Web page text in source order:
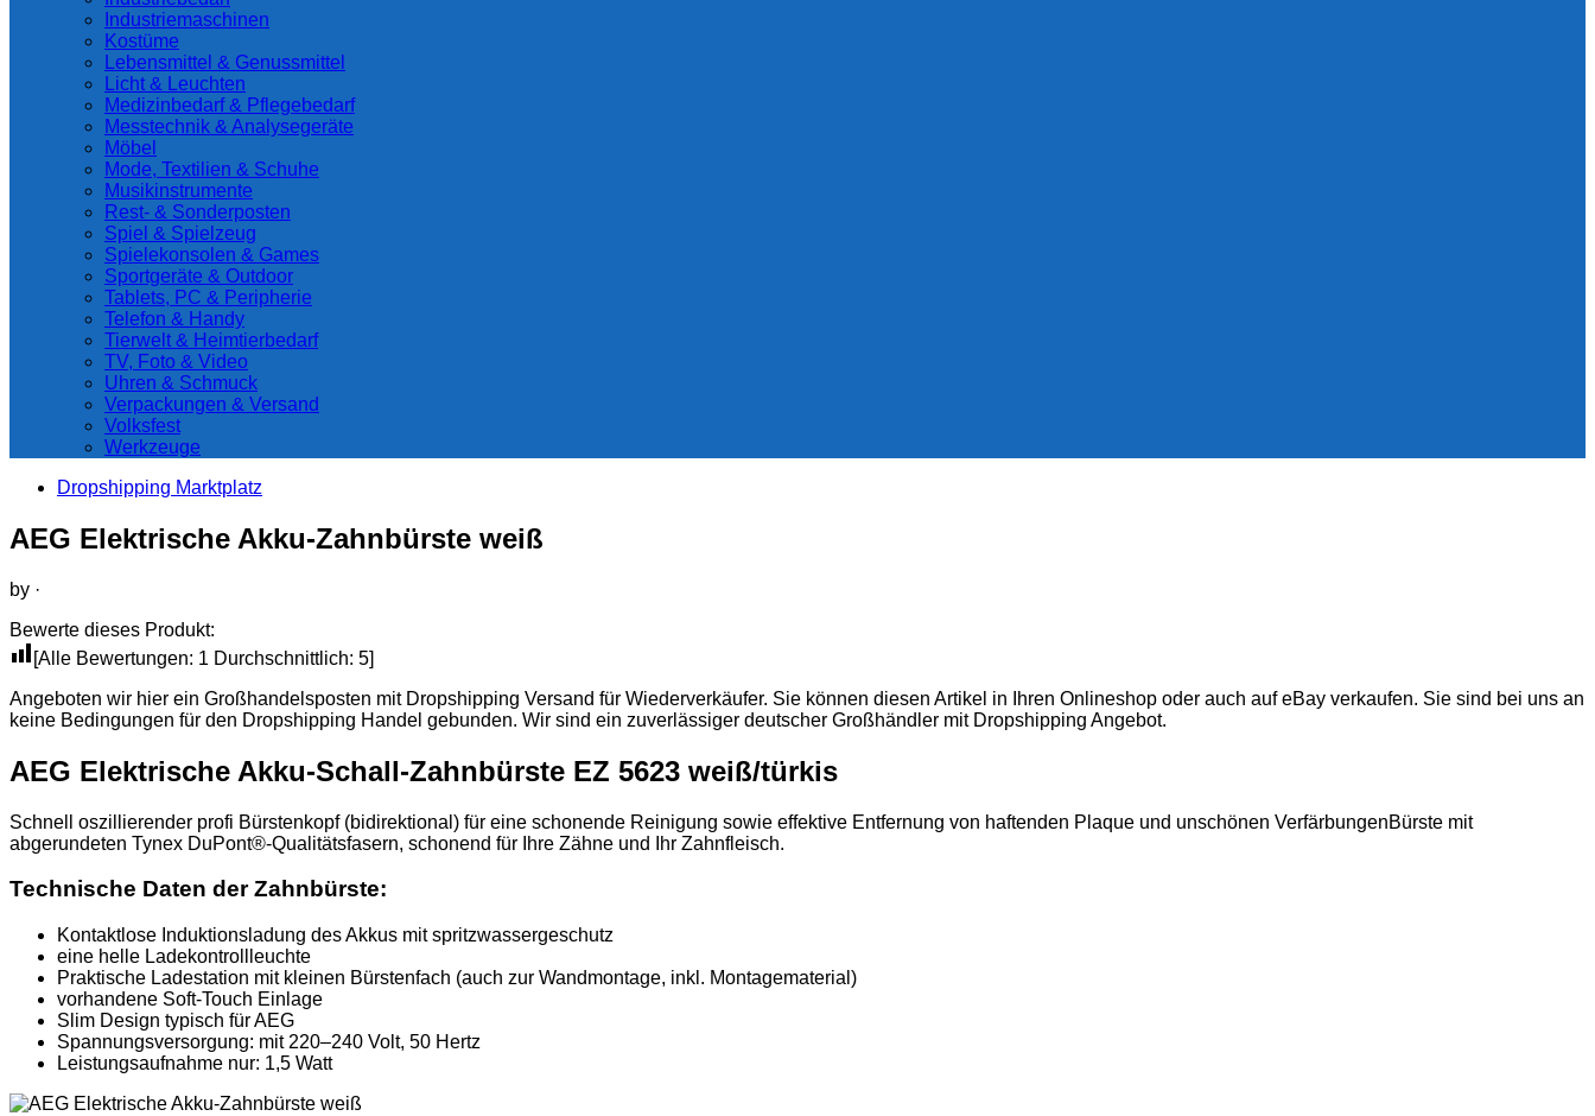
Industriemaschinen
Kostüme
Lebensmittel & Genussmittel
Licht & Leuchten
Medizinbedarf & Pflegebedarf
Messtechnik & Analysegeräte
Möbel
Mode, Textilien & Schuhe
Musikinstrumente
Rest- & Sonderposten
Spiel & Spielzeug
Spielekonsolen & Games
Sportgeräte & Outdoor
Tablets, PC & Peripherie
Telefon & Handy
Tierwelt & Heimtierbedarf
TV, Foto & Video
Uhren & Schmuck
Verpackungen & Versand
Volksfest
Werkzeuge
Dropshipping Marktplatz
AEG Elektrische Akku-Zahnbürste weiß
by ·
Bewerte dieses Produkt:
[Alle Bewertungen: 1 Durchschnittlich: 5]
Angeboten wir hier ein Großhandelsposten mit Dropshipping Versand für Wiederverkäufer. Sie können diesen Artikel in Ihren Onlineshop oder auch auf eBay verkaufen. Sie sind bei uns an
keine Bedingungen für den Dropshipping Handel gebunden. Wir sind ein zuverlässiger deutscher Großhändler mit Dropshipping Angebot.
AEG Elektrische Akku-Schall-Zahnbürste EZ 5623 weiß/türkis
Schnell oszillierender profi Bürstenkopf (bidirektional) für eine schonende Reinigung sowie effektive Entfernung von haftenden Plaque und unschönen VerfärbungenBürste mit
abgerundeten Tynex DuPont®-Qualitäts­fasern, schonend für Ihre Zähne und Ihr Zahnfleisch.
Technische Daten der Zahnbürste:
Kontaktlose Induktionsladung des Akkus mit spritzwasser­geschutz
eine helle Ladekontrollleuchte
Praktische Ladestation mit kleinen Bürstenfach (auch zur Wandmontage, inkl. Montage­material)
vorhandene Soft-Touch Einlage
Slim Design typisch für AEG
Spannungsversorgung: mit 220–240 Volt, 50 Hertz
Leistungsaufnahme nur: 1,5 Watt